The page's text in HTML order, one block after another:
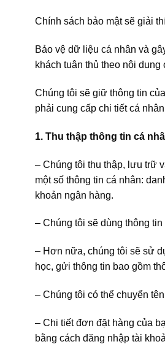
Chính sách bảo mật sẽ giải
Bảo vệ dữ liệu cá nhân và
khách tuân thủ theo nội
Chúng tôi sẽ giữ thông tin
phải cung cấp chi tiết cá
1. Thu thập thông tin cá
– Chúng tôi thu thập, lưu trữ
một số thông tin cá nhân:
khoản ngân hàng.
– Chúng tôi sẽ dùng thông
– Hơn nữa, chúng tôi sẽ sử
học, gửi thông tin bao gồm
– Chúng tôi có thể chuyển
– Chi tiết đơn đặt hàng của
bằng cách đăng nhập tài